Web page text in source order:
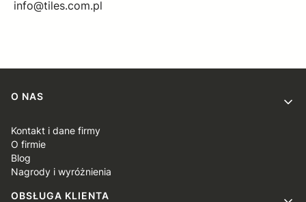
info@tiles.com.pl
Linki w stopce
O NAS
Kontakt i dane firmy
O firmie
Blog
Nagrody i wyróżnienia
OBSŁUGA KLIENTA